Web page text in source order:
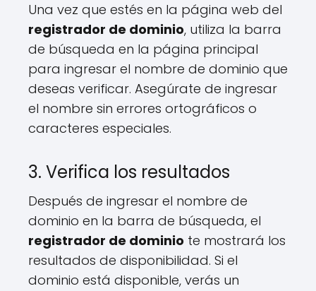
Una vez que estés en la página web del
registrador de dominio, utiliza la barra
de búsqueda en la página principal
para ingresar el nombre de dominio que
deseas verificar. Asegúrate de ingresar
el nombre sin errores ortográficos o
caracteres especiales.
3. Verifica los resultados
Después de ingresar el nombre de
dominio en la barra de búsqueda, el
registrador de dominio te mostrará los
resultados de disponibilidad. Si el
dominio está disponible, verás un